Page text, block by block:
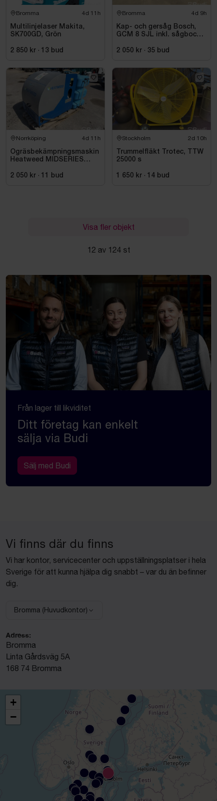
Bromma 4d 11h
Multilinjelaser Makita,
SK700GD, Grön
2 850 kr · 13 bud
Bromma 4d 9h
Kap- och gersåg Bosch,
GCM 8 SJL inkl. sågbock
2 050 kr · 35 bud
Norrköping 4d 11h
Ogräsbekämpningsmaskin
Heatweed MIDSERIES
2 050 kr · 11 bud
Stockholm 2d 10h
Trummelfläkt Trotec, TTW
25000 s
1 650 kr · 14 bud
Visa fler objekt
12 av 124 st
Från lager till likviditet
Ditt företag kan enkelt
sälja via Budi
Sälj med Budi
Vi finns där du finns
Vi har kontor, servicecenter och uppställningsplatser i hela
Sverige för att kunna hjälpa dig snabbt – var du än befinner
dig.
Välj anläggning:
Bromma (Huvudkontor)
Adress:
Bromma
Linta Gårdsväg 5A
168 74 Bromma
+
−